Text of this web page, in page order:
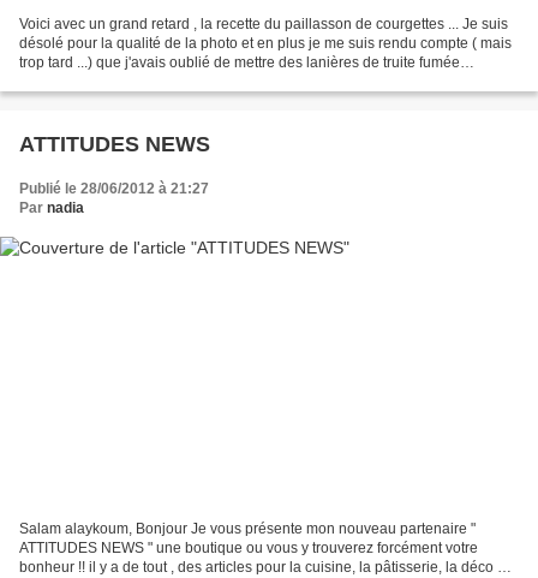
Voici avec un grand retard , la recette du paillasson de courgettes ... Je suis
désolé pour la qualité de la photo et en plus je me suis rendu compte ( mais
trop tard ...) que j'avais oublié de mettre des lanières de truite fumée
ATTITUDES NEWS
Publié le 28/06/2012 à 21:27
Par nadia
Salam alaykoum, Bonjour Je vous présente mon nouveau partenaire "
ATTITUDES NEWS " une boutique ou vous y trouverez forcément votre
bonheur !! il y a de tout , des articles pour la cuisine, la pâtisserie, la déco et